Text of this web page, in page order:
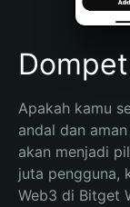
Español
Apakah kamu
andal dan
akan menjadi
juta pengguna,
Web3 di Bitget